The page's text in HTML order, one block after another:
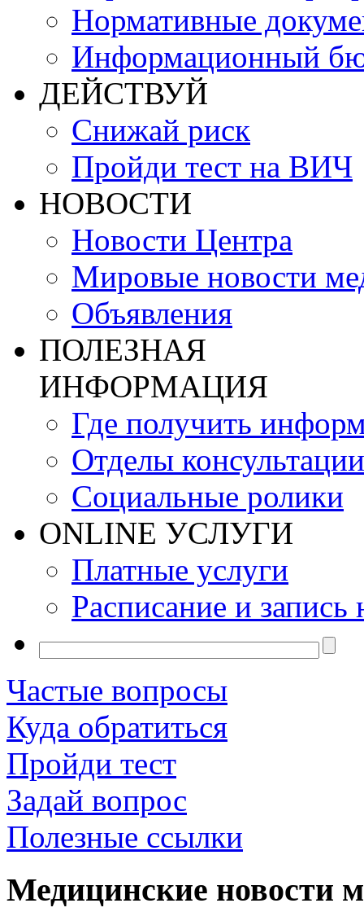
Нормативные
Информационный
ДЕЙСТВУЙ
Снижай риск
Пройди тест на ВИЧ
НОВОСТИ
Новости Центра
Мировые новости
Объявления
ПОЛЕЗНАЯ
ИНФОРМАЦИЯ
Где получить
Отделы консультации
Социальные ролики
ONLINE УСЛУГИ
Платные услуги
Расписание и запись
Частые вопросы
Куда обратиться
Пройди тест
Задай вопрос
Полезные ссылки
Медицинские новости